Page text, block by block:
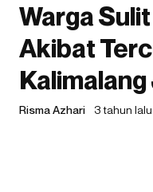
Warga
Akibat
Risma Azhari 3 tahun lalu